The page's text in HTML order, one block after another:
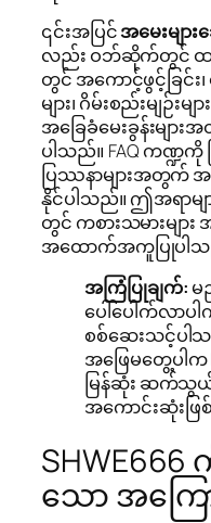
၎င်းအပြင်အမေးများ
လည်း ဝဘ်ဆိုက်တွင် ထ
တွင် အကောင့်ဖွင့်ခြင်း
များ၊ ဂိမ်းစည်းမျ
အခြေခံမေးခွန်းမျာ
ပါသည်။ FAQ ကဏ္ဍကို
ပြဿနာများအတွက် အ
နိုင်ပါသည်။ ဤအရာမျာ
တွင် ကစားသမားများ
အထောက်အကူပြုပါ
အကြံပြုချက်:
ပေါ်ပေါက်လာပါ
စစ်ဆေးသင့်ပါ
အဖြေမတွေ့ပါက
မြန်ဆုံး ဆက်သွယ်
အကောင်းဆုံးဖ
သော အကြော